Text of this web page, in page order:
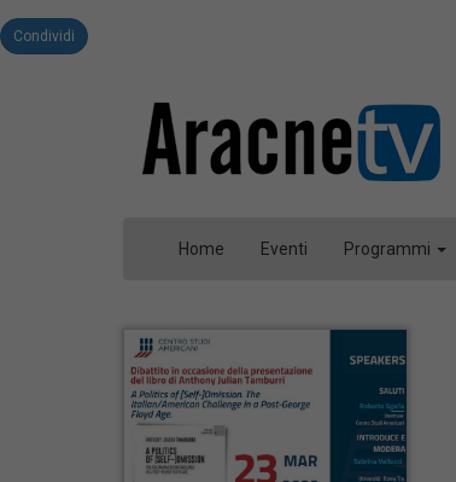
Condividi
Home Eventi Programmi